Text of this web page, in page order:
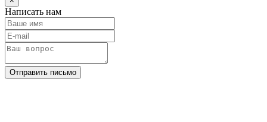
Написать нам
Отправить письмо